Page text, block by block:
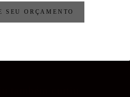
SEU ORÇAMENTO